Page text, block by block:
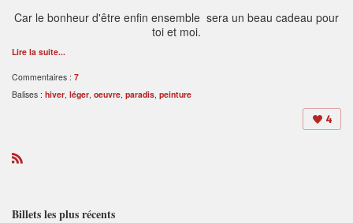
Car le bonheur d'être enfin ensemble sera un beau cadeau pour
toi et moi.
Lire la suite...
Commentaires : 7
Balises : hiver, léger, oeuvre, paradis, peinture
4
R
Billets les plus récents